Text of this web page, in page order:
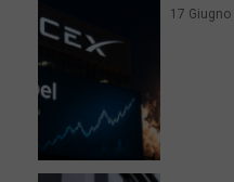
17 Giugno